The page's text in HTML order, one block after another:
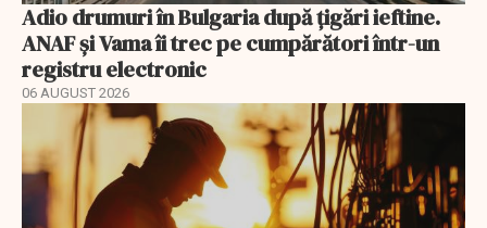
Adio drumuri în Bulgaria după țigări ieftine.
ANAF și Vama îi trec pe cumpărători într-un
registru electronic
06 AUGUST 2026